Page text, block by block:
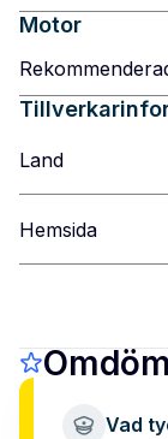
Motor
Land
Hemsida
Vad